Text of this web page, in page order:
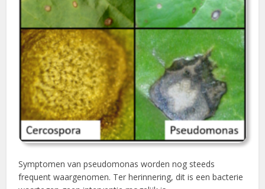
Symptomen van pseudomonas worden nog steeds
frequent waargenomen. Ter herinnering, dit is een bacterie